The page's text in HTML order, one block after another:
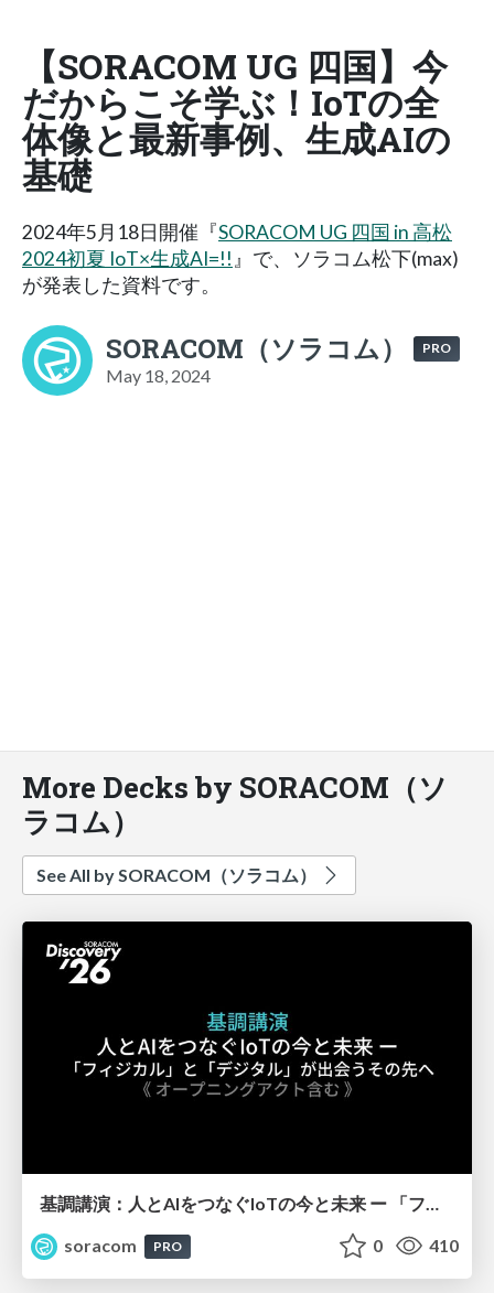
【SORACOM UG 四国】今
だからこそ学ぶ！IoTの全
体像と最新事例、生成AIの
基礎
2024年5月18日開催『SORACOM UG 四国 in 高松
2024初夏 IoT×生成AI=!! 』で、ソラコム松下(max)
が発表した資料です。
SORACOM（ソラコム） PRO
May 18, 2024
More Decks by SORACOM（ソ
ラコム）
See All by SORACOM（ソラコム）
基調講演：人とAIをつなぐIoTの今と未来 ー 「フィジカル」と「デジタル」が出会うその先へ【SORACOM Discovery 2026】
soracom
PRO 0 410